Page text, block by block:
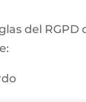
del RGPD